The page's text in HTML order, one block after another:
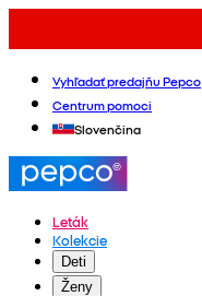
Vyhľadať predajňu Pepco
Centrum pomoci
Slovenčina
Leták
Kolekcie
Deti
Ženy